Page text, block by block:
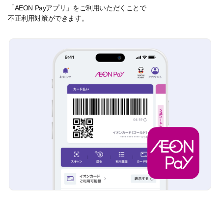
「AEON Payアプリ」をご利用いただくことで
不正利用対策ができます。